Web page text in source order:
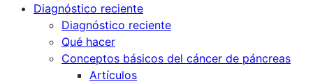
Diagnóstico reciente
Diagnóstico reciente
Qué hacer
Conceptos básicos del cáncer de páncreas
Artículos